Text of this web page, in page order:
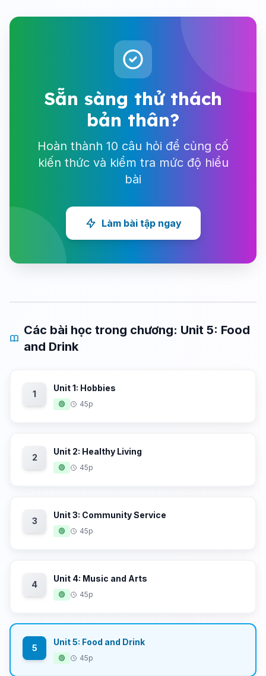
Sẵn sàng thử thách
bản thân?
Hoàn thành 10 câu hỏi để củng cố
kiến thức và kiểm tra mức độ hiểu
bài
Làm bài tập ngay
Các bài học trong chương: Unit 5: Food
and Drink
1
Unit 1: Hobbies
🟢 45p
2
Unit 2: Healthy Living
🟢 45p
3
Unit 3: Community Service
🟢 45p
4
Unit 4: Music and Arts
🟢 45p
5
Unit 5: Food and Drink
🟢 45p